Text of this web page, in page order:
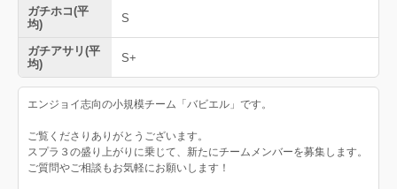
ガチホコ(平
均)
S
ガチアサリ(平
均)
S+
エンジョイ志向の小規模チーム「バビエル」です。
ご覧くださりありがとうございます。
スプラ３の盛り上がりに乗じて、新たにチームメンバーを募集します。
ご質問やご相談もお気軽にお願いします！